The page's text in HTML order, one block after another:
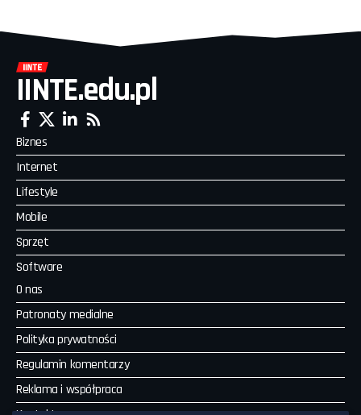
IINTE.edu.pl
Biznes
Internet
Lifestyle
Mobile
Sprzęt
Software
O nas
Patronaty medialne
Polityka prywatności
Regulamin komentarzy
Reklama i współpraca